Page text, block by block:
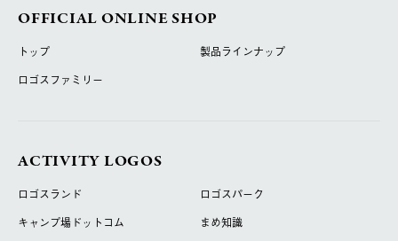
OFFICIAL ONLINE SHOP
トップ
製品ラインナップ
ロゴスファミリー
ACTIVITY LOGOS
ロゴスランド
ロゴスパーク
キャンプ場ドットコム
まめ知識